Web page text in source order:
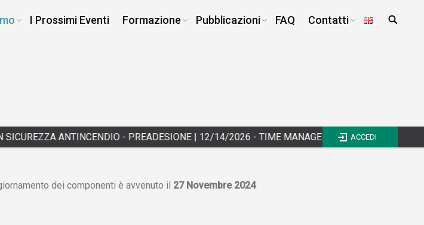
I Prossimi Eventi Formazione Pubblicazioni FAQ Contatti
ANTINCENDIO - PREADESIONE|12/14/2026 - TIME MANAGEMENT E WORK LIFE
ACCEDI
dei componenti è avvenuto il 27 Novembre 2024